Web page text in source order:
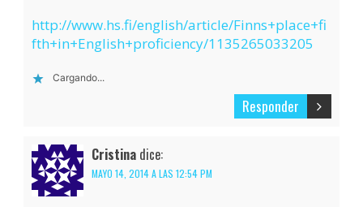
http://www.hs.fi/english/article/Finns+place+fi
fth+in+English+proficiency/1135265033205
Cargando...
Responder
Cristina dice:
MAYO 14, 2014 A LAS 12:54 PM